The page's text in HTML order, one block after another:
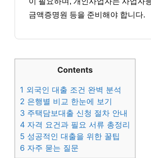
금액증명원 등을 준비해야 합니다.
Contents
1 외국인 대출 조건 완벽 분석
2 은행별 비교 한눈에 보기
3 주택담보대출 신청 절차 안내
4 자격 요건과 필요 서류 총정리
5 성공적인 대출을 위한 꿀팁
6 자주 묻는 질문